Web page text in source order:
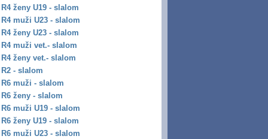
R4 ženy U19 - slalom
R4 muži U23 - slalom
R4 ženy U23 - slalom
R4 muži vet.- slalom
R4 ženy vet.- slalom
R2 - slalom
R6 muži - slalom
R6 ženy - slalom
R6 muži U19 - slalom
R6 ženy U19 - slalom
R6 muži U23 - slalom